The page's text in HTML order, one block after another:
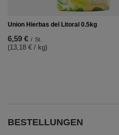
Union Hierbas del Litoral 0.5kg
6,59 € / St.
(13,18 € / kg)
BESTELLUNGEN